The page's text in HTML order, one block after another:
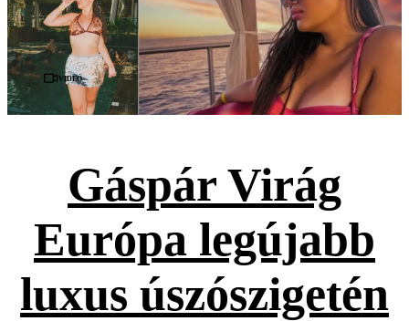
Videó
Gáspár Virág
Európa legújabb
luxus úszószigetén